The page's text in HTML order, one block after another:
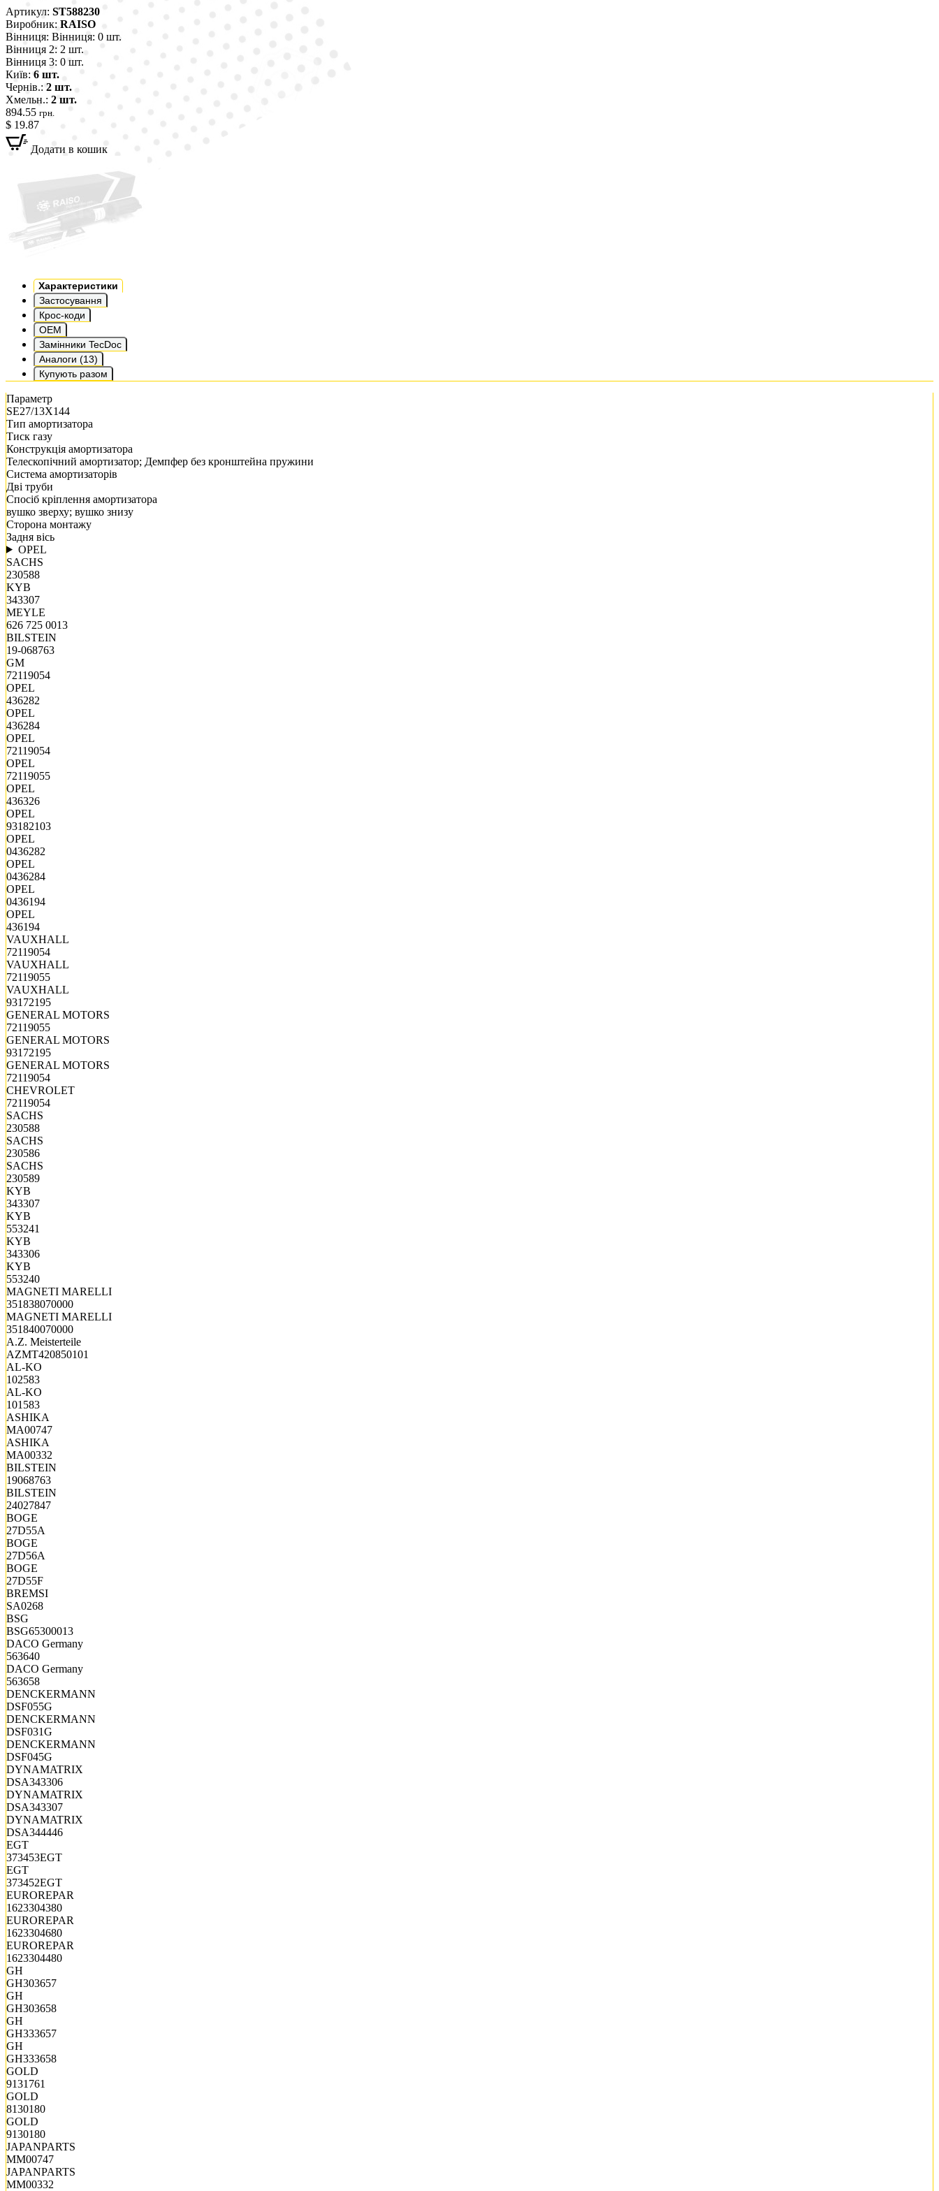
Артикул: ST588230
Виробник: RAISO
Вінниця: Вінниця: 0 шт.
Вінниця 2: 2 шт.
Вінниця 3: 0 шт.
Київ: 6 шт.
Чернів.: 2 шт.
Хмельн.: 2 шт.
894.55 грн.
$ 19.87
Додати в кошик
Характеристики
Застосування
Крос-коди
OEM
Замінники TecDoc
Аналоги (13)
Купують разом
Параметр
SE27/13X144
Тип амортизатора
Тиск газу
Конструкція амортизатора
Телескопічний амортизатор; Демпфер без кронштейна пружини
Система амортизаторів
Дві труби
Спосіб кріплення амортизатора
вушко зверху; вушко знизу
Сторона монтажу
Задня вісь
OPEL
SACHS
230588
KYB
343307
MEYLE
626 725 0013
BILSTEIN
19-068763
GM
72119054
OPEL
436282
OPEL
436284
OPEL
72119054
OPEL
72119055
OPEL
436326
OPEL
93182103
OPEL
0436282
OPEL
0436284
OPEL
0436194
OPEL
436194
VAUXHALL
72119054
VAUXHALL
72119055
VAUXHALL
93172195
GENERAL MOTORS
72119055
GENERAL MOTORS
93172195
GENERAL MOTORS
72119054
CHEVROLET
72119054
SACHS
230588
SACHS
230586
SACHS
230589
KYB
343307
KYB
553241
KYB
343306
KYB
553240
MAGNETI MARELLI
351838070000
MAGNETI MARELLI
351840070000
A.Z. Meisterteile
AZMT420850101
AL-KO
102583
AL-KO
101583
ASHIKA
MA00747
ASHIKA
MA00332
BILSTEIN
19068763
BILSTEIN
24027847
BOGE
27D55A
BOGE
27D56A
BOGE
27D55F
BREMSI
SA0268
BSG
BSG65300013
DACO Germany
563640
DACO Germany
563658
DENCKERMANN
DSF055G
DENCKERMANN
DSF031G
DENCKERMANN
DSF045G
DYNAMATRIX
DSA343306
DYNAMATRIX
DSA343307
DYNAMATRIX
DSA344446
EGT
373453EGT
EGT
373452EGT
EUROREPAR
1623304380
EUROREPAR
1623304680
EUROREPAR
1623304480
GH
GH303657
GH
GH303658
GH
GH333657
GH
GH333658
GOLD
9131761
GOLD
8130180
GOLD
9130180
JAPANPARTS
MM00747
JAPANPARTS
MM00332